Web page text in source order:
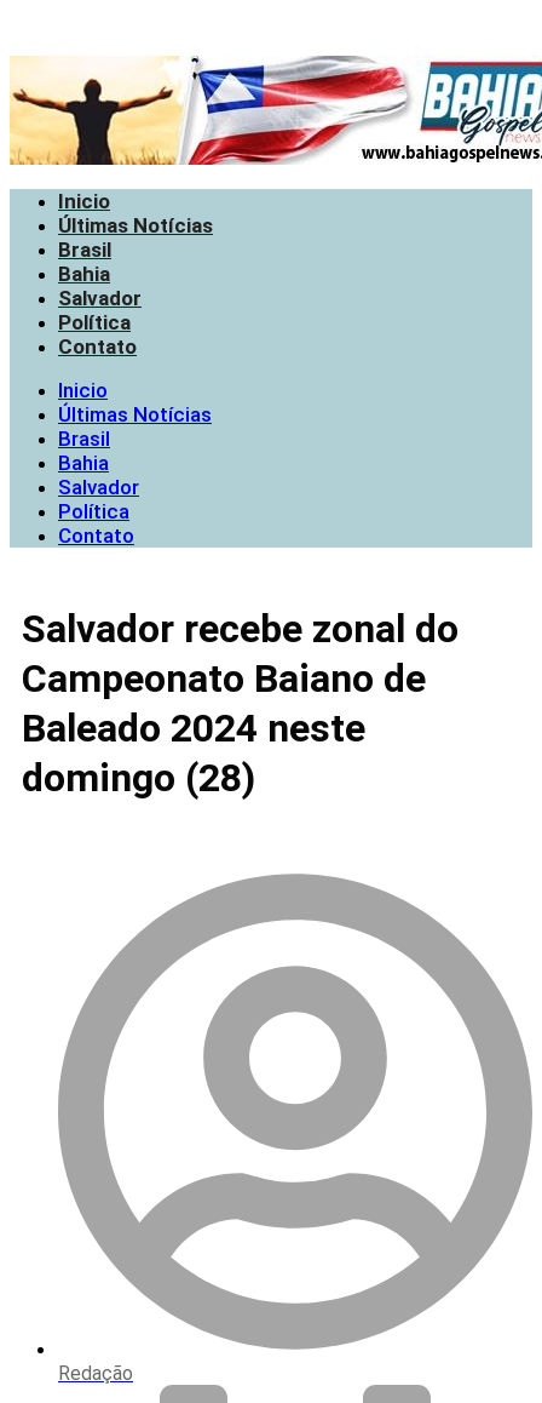
Inicio
Últimas Notícias
Brasil
Bahia
Salvador
Política
Contato
Inicio
Últimas Notícias
Brasil
Bahia
Salvador
Política
Contato
Salvador recebe zonal do
Campeonato Baiano de
Baleado 2024 neste
domingo (28)
Redação